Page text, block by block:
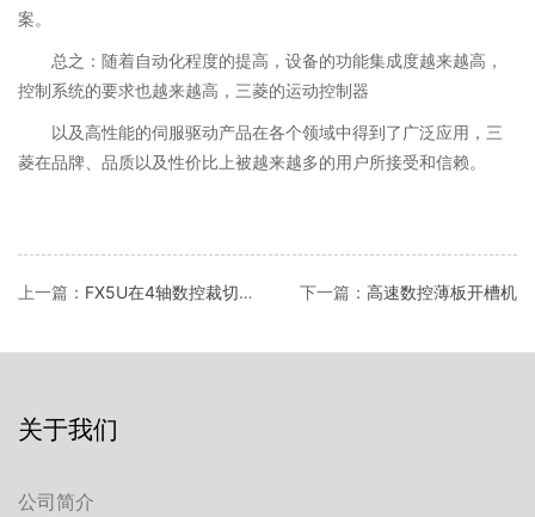
案。
总之：随着自动化程度的提高，设备的功能集成度越来越高，
控制系统的要求也越来越高，三菱的运动控制器
以及高性能的伺服驱动产品在各个领域中得到了广泛应用，三
菱在品牌、品质以及性价比上被越来越多的用户所接受和信赖。
上一篇： FX5U在4轴数控裁切机上的应用 下一篇： 高速数控薄板开槽机
关于我们
公司简介